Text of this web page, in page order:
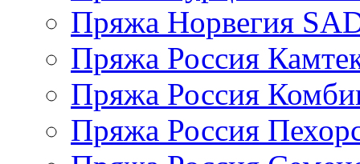
Пряжа Норвегия
Пряжа Россия
Пряжа Россия
Пряжа Россия